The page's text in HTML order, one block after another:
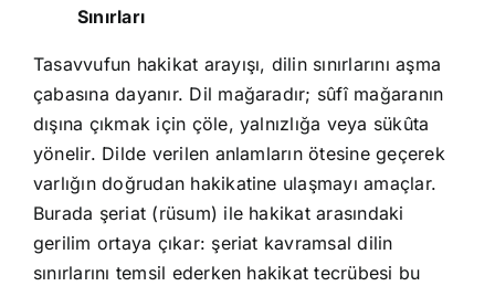
Sınırları
Tasavvufun hakikat arayışı, dilin sınırlarını aşma
çabasına dayanır. Dil mağaradır; sûfî mağaranın
dışına çıkmak için çöle, yalnızlığa veya sükûta
yönelir. Dilde verilen anlamların ötesine geçerek
varlığın doğrudan hakikatine ulaşmayı amaçlar.
Burada şeriat (rüsum) ile hakikat arasındaki
gerilim ortaya çıkar: şeriat kavramsal dilin
sınırlarını temsil ederken hakikat tecrübesi bu